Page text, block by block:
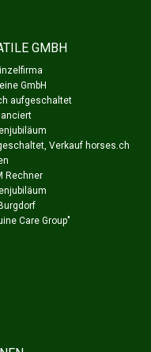
GMBH
GmbH
aufgeschaltet
Verkauf horses.ch
Rechner
Care Group"